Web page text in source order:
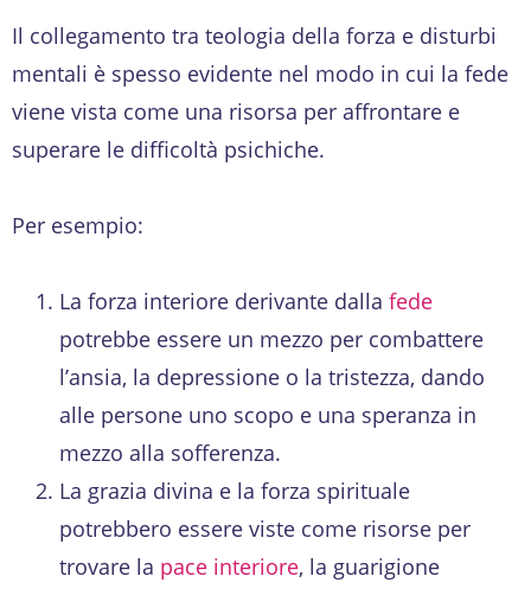
Il collegamento tra teologia della forza e disturbi
mentali è spesso evidente nel modo in cui la fede
viene vista come una risorsa per affrontare e
superare le difficoltà psichiche.
Per esempio:
La forza interiore derivante dalla fede
potrebbe essere un mezzo per combattere
l’ansia, la depressione o la tristezza, dando
alle persone uno scopo e una speranza in
mezzo alla sofferenza.
La grazia divina e la forza spirituale
potrebbero essere viste come risorse per
trovare la pace interiore, la guarigione